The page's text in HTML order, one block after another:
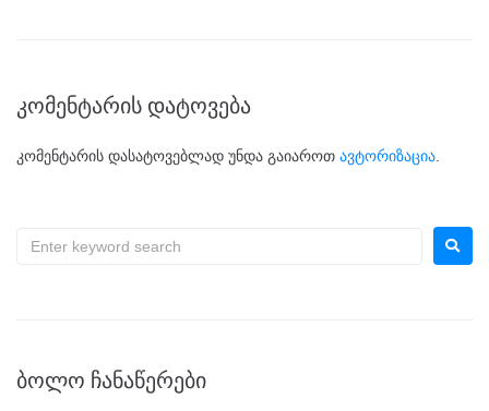
კომენტარის დატოვება
კომენტარის დასატოვებლად უნდა გაიაროთ ავტორიზაცია.
ᲑᲝᲚᲝ ᲩᲐᲜᲐᲬᲔᲠᲔᲑᲘ